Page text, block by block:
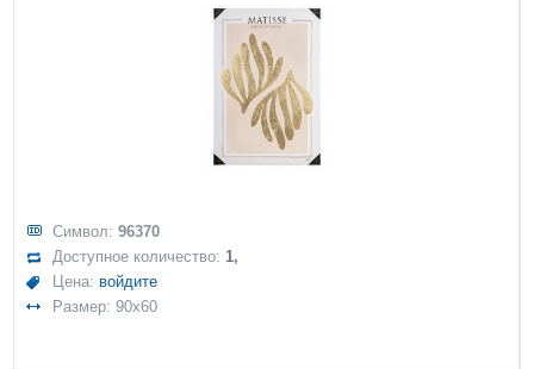
Символ:96370
Доступное количество:1,
Цена: войдите
Размер: 90x60